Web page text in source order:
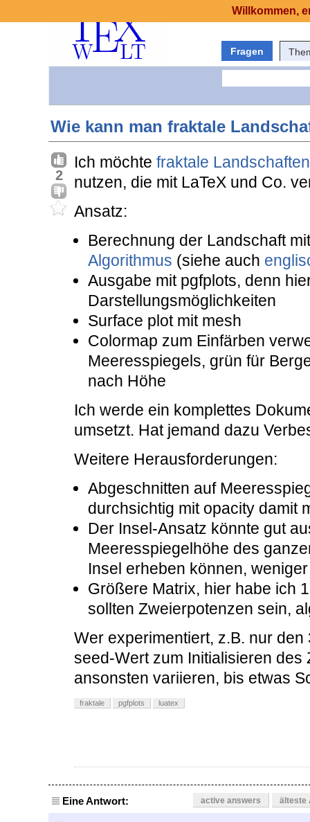
Fragen
Wie kann man fraktale
2
Ich möchte fraktale Landschaften
nutzen, die mit LaTeX und Co.
Ansatz:
Berechnung der Landschaft
Algorithmus (siehe auch
Ausgabe mit pgfplots, denn
Darstellungsmöglichkeiten
Surface plot mit mesh
Colormap zum Einfärben
Meeresspiegels, grün für
nach Höhe
Ich werde ein komplettes
umsetzt. Hat jemand dazu
Weitere Herausforderungen:
Abgeschnitten auf
durchsichtig mit opacity damit
Der Insel-Ansatz könnte gut
Meeresspiegelhöhe des
Insel erheben können,
Größere Matrix, hier habe ich
sollten Zweierpotenzen sein,
Wer experimentiert, z.B. nur
seed-Wert zum Initialisieren
ansonsten variieren, bis etwas
fraktale pgfplots luatex
Eine Antwort: active answers älteste
Willkommen,